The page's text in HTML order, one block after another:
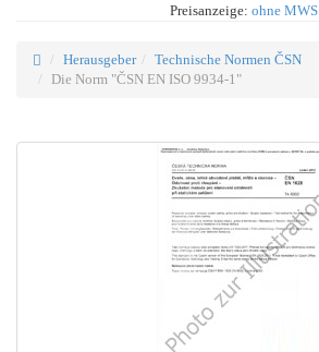
Preisanzeige: ohne MWS
Herausgeber
Technische Normen ČSN
Die Norm "ČSN EN ISO 9934-1"